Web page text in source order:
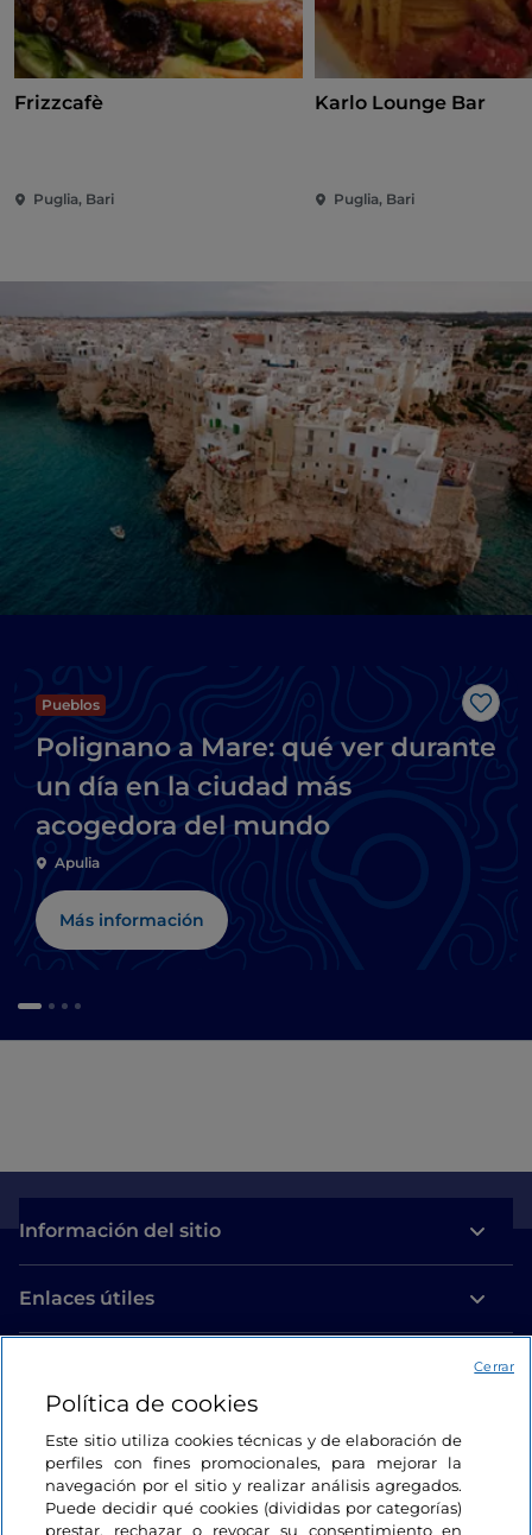
Frizzcafè
Puglia, Bari
Karlo Lounge Bar
Puglia, Bari
Me
Pueblos
Polignano a Mare: qué ver durante
un día en la ciudad más
acogedora del mundo
Apulia
Más información
Información del sitio
Enlaces útiles
Estamos en contacto
Política de cookies
Este sitio utiliza cookies técnicas y de elaboración de
perfiles con fines promocionales, para mejorar la
navegación por el sitio y realizar análisis agregados.
Puede decidir qué cookies (divididas por categorías)
prestar, rechazar o revocar su consentimiento en
Cerrar